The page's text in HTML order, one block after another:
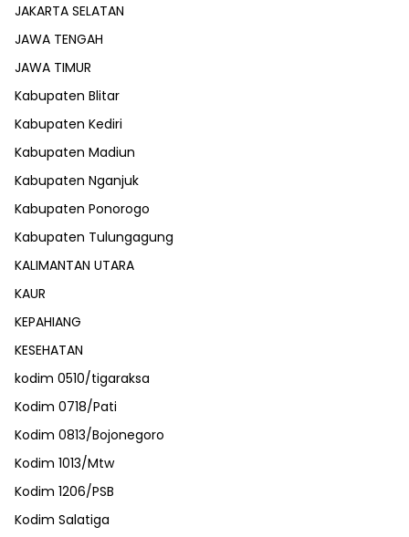
JAKARTA SELATAN
JAWA TENGAH
JAWA TIMUR
Kabupaten Blitar
Kabupaten Kediri
Kabupaten Madiun
Kabupaten Nganjuk
Kabupaten Ponorogo
Kabupaten Tulungagung
KALIMANTAN UTARA
KAUR
KEPAHIANG
KESEHATAN
kodim 0510/tigaraksa
Kodim 0718/Pati
Kodim 0813/Bojonegoro
Kodim 1013/Mtw
Kodim 1206/PSB
Kodim Salatiga